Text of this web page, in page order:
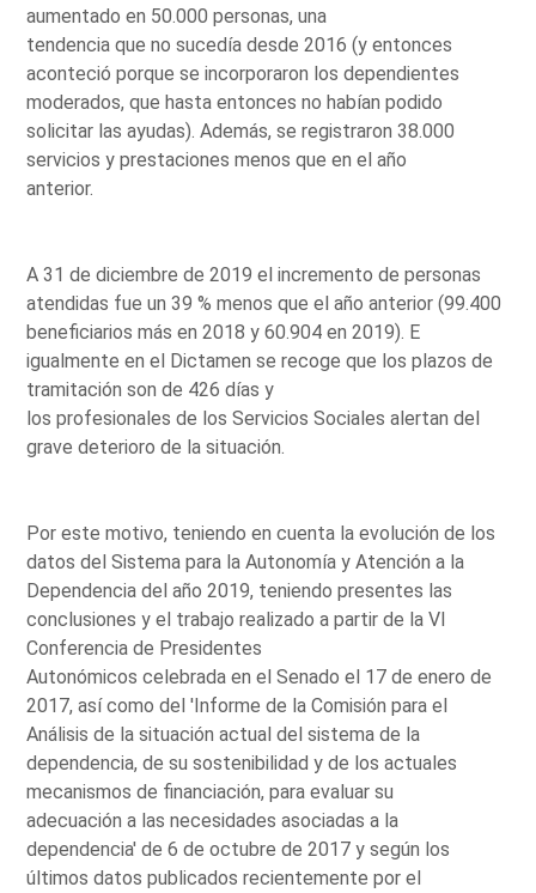
aumentado en 50.000 personas, una
tendencia que no sucedía desde 2016 (y entonces
aconteció porque se incorporaron los dependientes
moderados, que hasta entonces no habían podido
solicitar las ayudas). Además, se registraron 38.000
servicios y prestaciones menos que en el año
anterior.
A 31 de diciembre de 2019 el incremento de personas
atendidas fue un 39 % menos que el año anterior (99.400
beneficiarios más en 2018 y 60.904 en 2019). E
igualmente en el Dictamen se recoge que los plazos de
tramitación son de 426 días y
los profesionales de los Servicios Sociales alertan del
grave deterioro de la situación.
Por este motivo, teniendo en cuenta la evolución de los
datos del Sistema para la Autonomía y Atención a la
Dependencia del año 2019, teniendo presentes las
conclusiones y el trabajo realizado a partir de la VI
Conferencia de Presidentes
Autonómicos celebrada en el Senado el 17 de enero de
2017, así como del 'Informe de la Comisión para el
Análisis de la situación actual del sistema de la
dependencia, de su sostenibilidad y de los actuales
mecanismos de financiación, para evaluar su
adecuación a las necesidades asociadas a la
dependencia' de 6 de octubre de 2017 y según los
últimos datos publicados recientemente por el